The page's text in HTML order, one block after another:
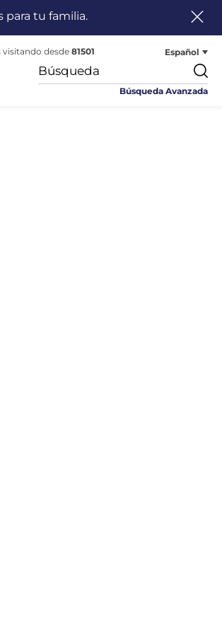
para tu familia.
visitando desde81501 Español
Búsqueda Avanzada